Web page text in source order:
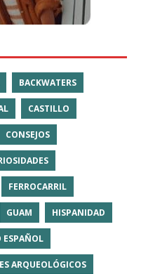
BACKWATERS
CASTILLO
CONSEJOS
FERROCARRIL
GUAM HISPANIDAD
ESPAÑOL
ARQUEOLÓGICOS